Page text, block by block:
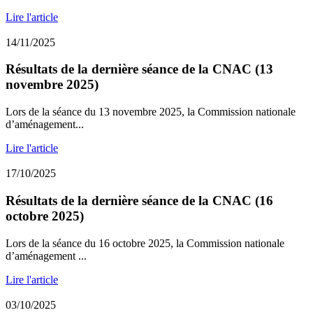
Lire l'article
14/11/2025
Résultats de la dernière séance de la CNAC (13
novembre 2025)
Lors de la séance du 13 novembre 2025, la Commission nationale
d’aménagement...
Lire l'article
17/10/2025
Résultats de la dernière séance de la CNAC (16
octobre 2025)
Lors de la séance du 16 octobre 2025, la Commission nationale
d’aménagement ...
Lire l'article
03/10/2025